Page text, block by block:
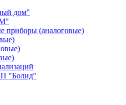
дом"
приборы (аналоговые)
"Болид"